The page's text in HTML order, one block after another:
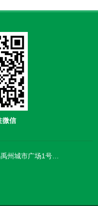
微信
地址：上海市浦东新区船山街49弄禹州城市广场1号楼906